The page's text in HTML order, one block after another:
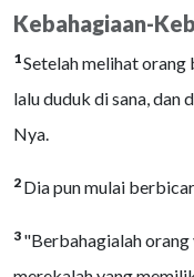
Kebahagiaan-
1Setelah melihat
lalu duduk di sana,
Nya.
2 Dia pun mulai
3 "Berbahagialah orang